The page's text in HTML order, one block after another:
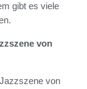
gibt es viele
von
von